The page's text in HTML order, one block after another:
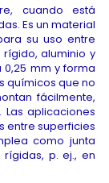
cuando está
Es un material
su uso entre
aluminio y
0,25 mm y forma
químicos que no
fácilmente,
aplicaciones
entre superficies
como junta
p. ej., en